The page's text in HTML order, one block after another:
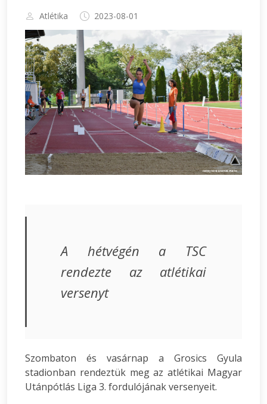
Atlétika 2023-08-01
A hétvégén a TSC
rendezte az atlétikai
versenyt
Szombaton és vasárnap a Grosics Gyula
stadionban rendeztük meg az atlétikai Magyar
Utánpótlás Liga 3. fordulójának versenyeit.